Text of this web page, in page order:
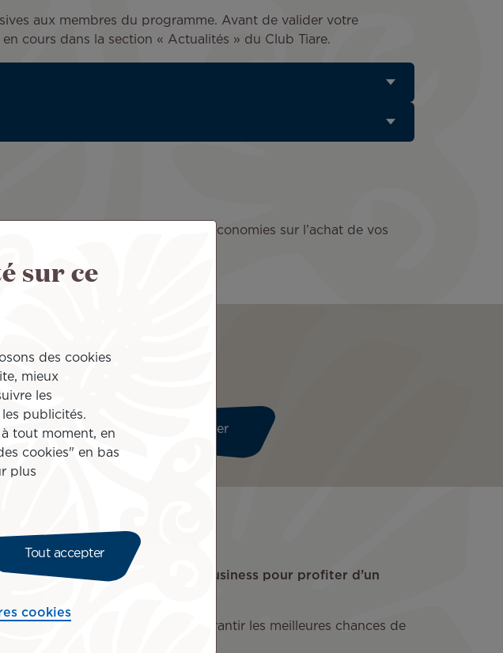
aux membres du programme. Avant de valider votre
cours dans la section « Actualités » du Club Tiare.
vos Miles et vous fait faire des économies sur l’achat de vos
profiter d’une réduction !
Continuer
Premium ou Poerava Business pour profiter d’un
de réservations. Pour vous garantir les meilleures chances de
dès l’achat de votre billet.
sur ce
des cookies
mieux
les
publicités.
tout moment, en
cookies" en bas
plus
Tout accepter
cookies